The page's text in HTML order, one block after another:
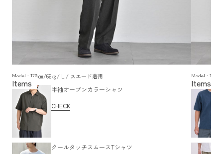
Model : 179㎝/66㎏/ L / スエード着用
半袖オープンカラーシャツ
CHECK
クールタッチスムースTシャツ
Model : 179